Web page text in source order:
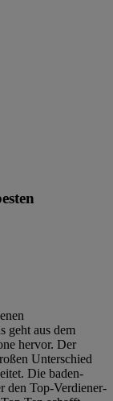
geht aus dem
hervor. Der
Unterschied
Die baden-
den Top-Verdiener-